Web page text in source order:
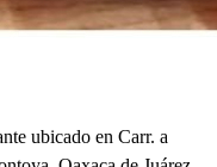
ubicado en Carr. a